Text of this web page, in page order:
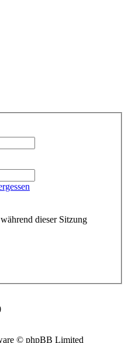
dieser Sitzung
© phpBB Limited